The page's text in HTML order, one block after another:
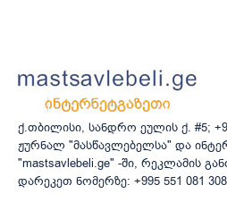
ქ.თბილისი, სანდრო ეულის ქ. #5;
ჟურნალ "მასწავლებელსა" და
"mastsavlebeli.ge" -ში, რეკლამის
დარეკეთ ნომერზე: +995 551 081 308